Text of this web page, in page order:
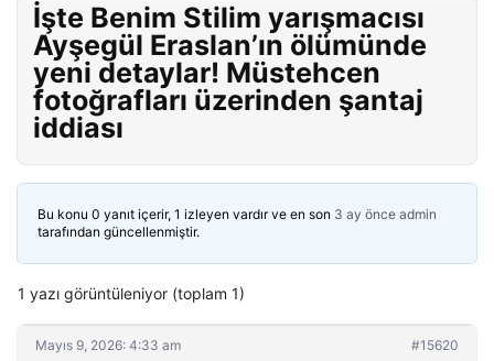
İşte Benim Stilim yarışmacısı
Ayşegül Eraslan’ın ölümünde
yeni detaylar! Müstehcen
fotoğrafları üzerinden şantaj
iddiası
Bu konu 0 yanıt içerir, 1 izleyen vardır ve en son 3 ay önce admin
tarafından güncellenmiştir.
1 yazı görüntüleniyor (toplam 1)
Mayıs 9, 2026: 4:33 am #15620